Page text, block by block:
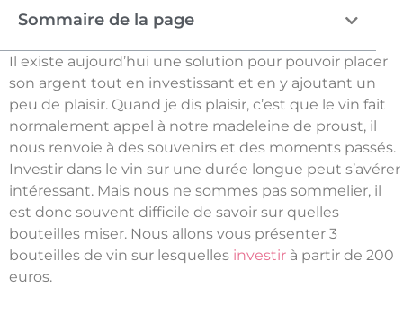
Sommaire de la page
Il existe aujourd’hui une solution pour pouvoir placer
son argent tout en investissant et en y ajoutant un
peu de plaisir. Quand je dis plaisir, c’est que le vin fait
normalement appel à notre madeleine de proust, il
nous renvoie à des souvenirs et des moments passés.
Investir dans le vin sur une durée longue peut s’avérer
intéressant. Mais nous ne sommes pas sommelier, il
est donc souvent difficile de savoir sur quelles
bouteilles miser. Nous allons vous présenter 3
bouteilles de vin sur lesquelles investir à partir de 200
euros.